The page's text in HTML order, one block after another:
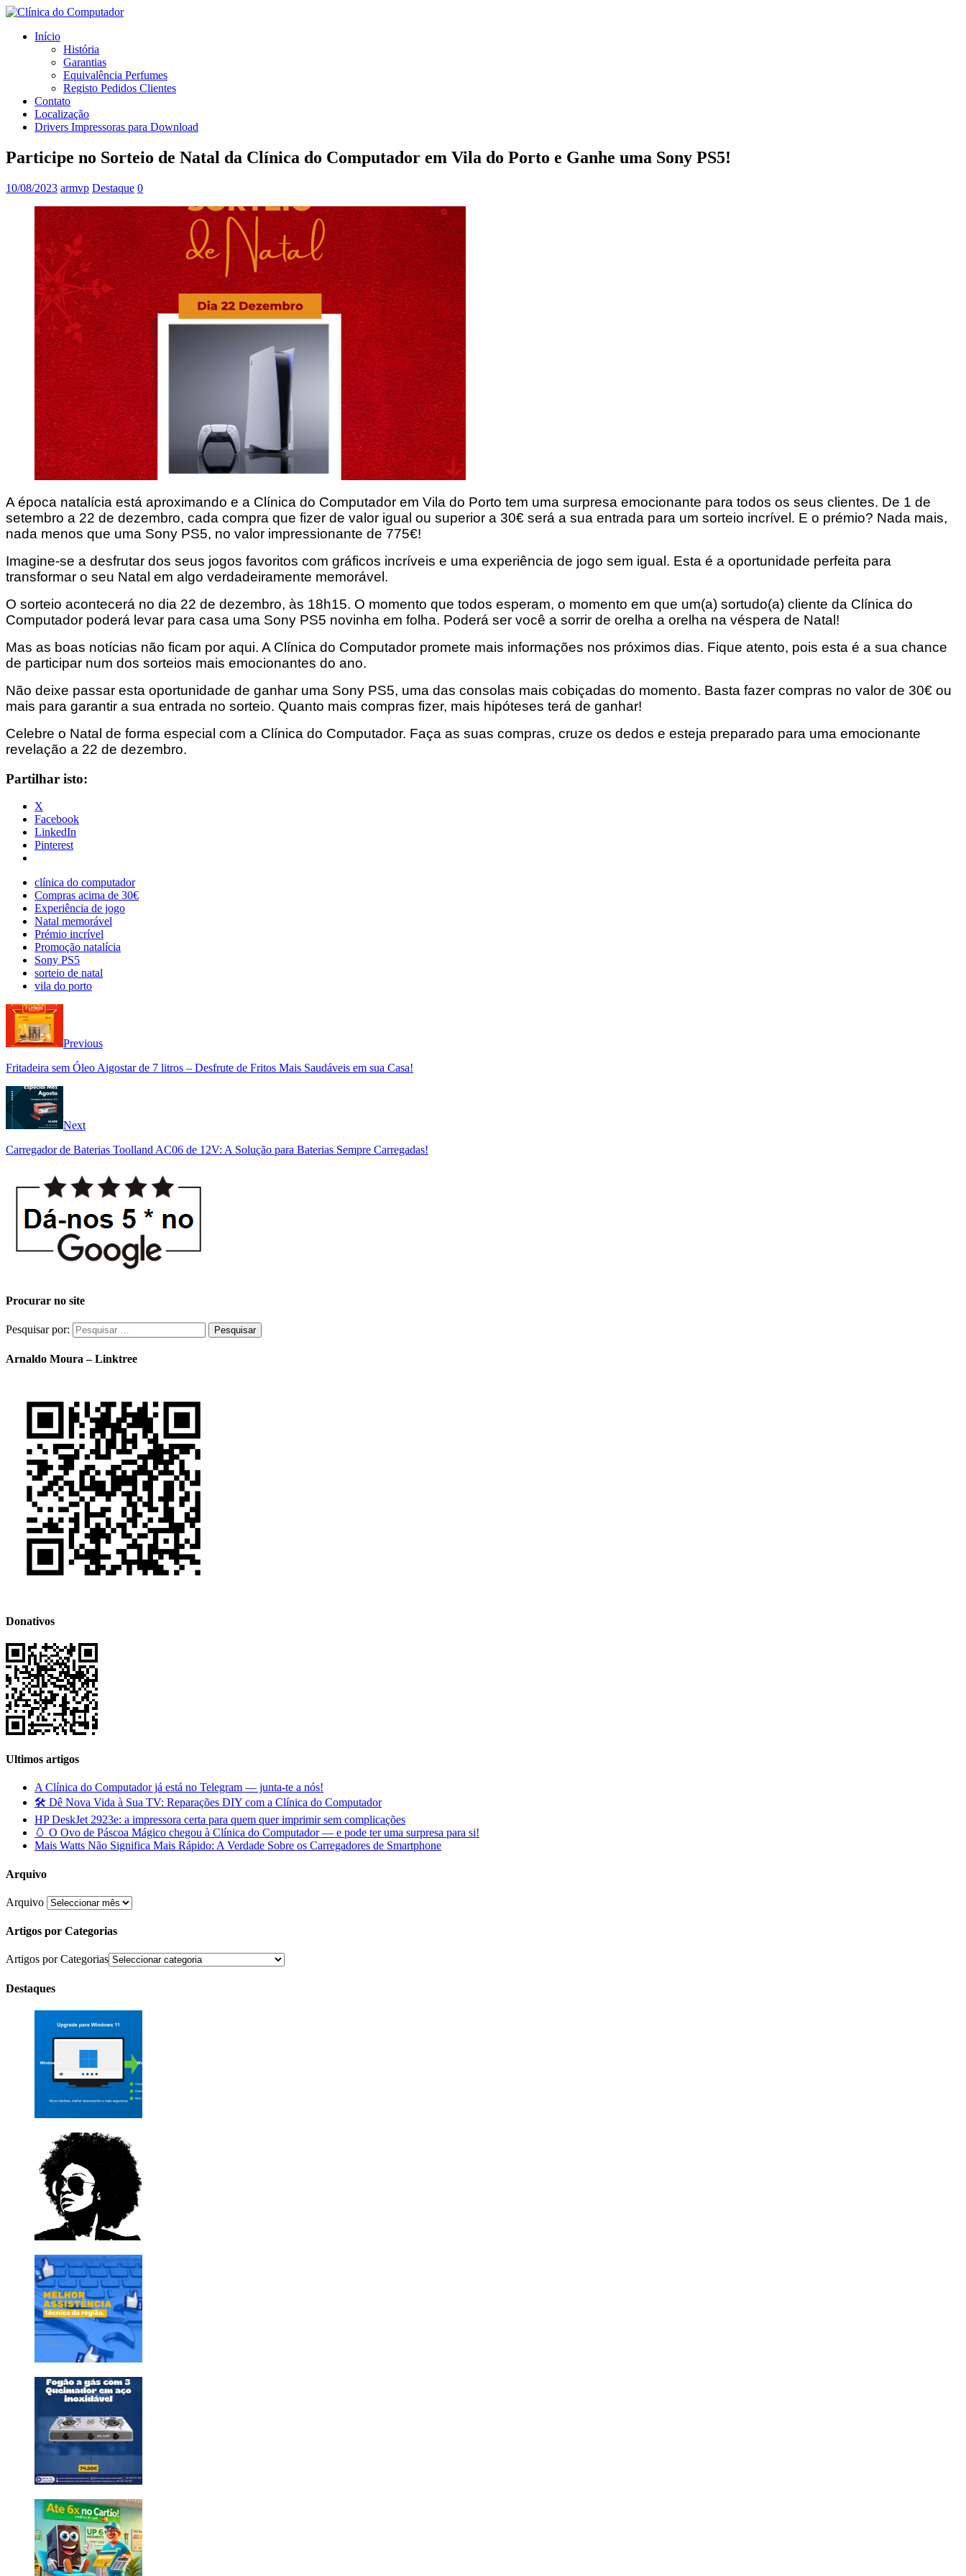
Início
História
Garantias
Equivalência Perfumes
Registo Pedidos Clientes
Contato
Localização
Drivers Impressoras para Download
Participe no Sorteio de Natal da Clínica do Computador em Vila do Porto e Ganhe uma Sony PS5!
10/08/2023 armvp Destaque 0
A época natalícia está aproximando e a Clínica do Computador em Vila do Porto tem uma surpresa emocionante para todos os seus clientes. De 1 de
setembro a 22 de dezembro, cada compra que fizer de valor igual ou superior a 30€ será a sua entrada para um sorteio incrível. E o prémio? Nada mais,
nada menos que uma Sony PS5, no valor impressionante de 775€!
Imagine-se a desfrutar dos seus jogos favoritos com gráficos incríveis e uma experiência de jogo sem igual. Esta é a oportunidade perfeita para
transformar o seu Natal em algo verdadeiramente memorável.
O sorteio acontecerá no dia 22 de dezembro, às 18h15. O momento que todos esperam, o momento em que um(a) sortudo(a) cliente da Clínica do
Computador poderá levar para casa uma Sony PS5 novinha em folha. Poderá ser você a sorrir de orelha a orelha na véspera de Natal!
Mas as boas notícias não ficam por aqui. A Clínica do Computador promete mais informações nos próximos dias. Fique atento, pois esta é a sua chance
de participar num dos sorteios mais emocionantes do ano.
Não deixe passar esta oportunidade de ganhar uma Sony PS5, uma das consolas mais cobiçadas do momento. Basta fazer compras no valor de 30€ ou
mais para garantir a sua entrada no sorteio. Quanto mais compras fizer, mais hipóteses terá de ganhar!
Celebre o Natal de forma especial com a Clínica do Computador. Faça as suas compras, cruze os dedos e esteja preparado para uma emocionante
revelação a 22 de dezembro.
Partilhar isto:
X
Facebook
LinkedIn
Pinterest
clínica do computador
Compras acima de 30€
Experiência de jogo
Natal memorável
Prémio incrível
Promoção natalícia
Sony PS5
sorteio de natal
vila do porto
Previous
Fritadeira sem Óleo Aigostar de 7 litros – Desfrute de Fritos Mais Saudáveis em sua Casa!
Next
Carregador de Baterias Toolland AC06 de 12V: A Solução para Baterias Sempre Carregadas!
Procurar no site
Pesquisar por:
Arnaldo Moura – Linktree
Donativos
Ultimos artigos
A Clínica do Computador já está no Telegram — junta-te a nós!
🛠️ Dê Nova Vida à Sua TV: Reparações DIY com a Clínica do Computador
HP DeskJet 2923e: a impressora certa para quem quer imprimir sem complicações
🥚 O Ovo de Páscoa Mágico chegou à Clínica do Computador — e pode ter uma surpresa para si!
Mais Watts Não Significa Mais Rápido: A Verdade Sobre os Carregadores de Smartphone
Arquivo
Arquivo
Artigos por Categorias
Artigos por Categorias
Destaques